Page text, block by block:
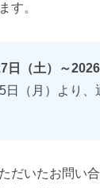
す。
日（土）～2026
（月）より、
だいたお問い